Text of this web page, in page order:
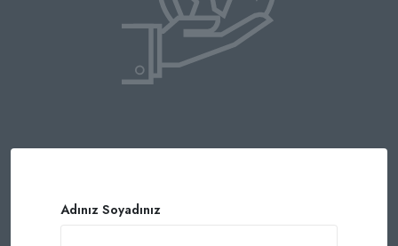
Adınız Soyadınız